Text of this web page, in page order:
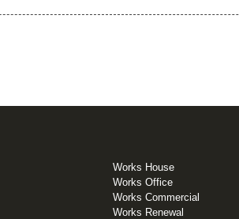
Works House
Works Office
Works Commercial
Works Renewal